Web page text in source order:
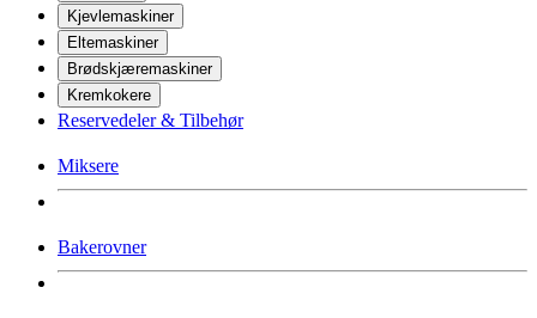
Kjevlemaskiner
Eltemaskiner
Brødskjæremaskiner
Kremkokere
Reservedeler & Tilbehør
Miksere
Bakerovner